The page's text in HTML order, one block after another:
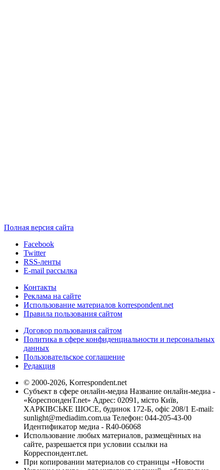
Полная версия сайта
Facebook
Twitter
RSS-ленты
E-mail рассылка
Контакты
Реклама на сайте
Использование материалов korrespondent.net
Правила пользования сайтом
Договор пользования сайтом
Политика в сфере конфиденциальности и персональных
данных
Пользовательское соглашение
Редакция
© 2000-2026, Korrespondent.net
Субъект в сфере онлайн-медиа Название онлайн-медиа -
«КореспонденТ.net» Адрес: 02091, місто Київ,
ХАРКІВСЬКЕ ШОСЕ, будинок 172-Б, офіс 208/1 E-mail:
sunlight@mediadim.com.ua Телефон: 044-205-43-00
Идентификатор медиа - R40-06068
Использование любых материалов, размещённых на
сайте, разрешается при условии ссылки на
Корреспондент.net.
При копировании материалов со страницы «Новости